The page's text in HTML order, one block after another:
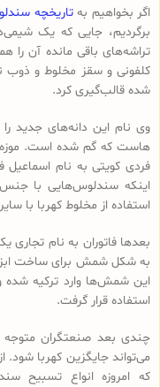
اگر بخواهیم بهتاریخچه
برگردیم، جایی که یک
تراشه‌های باقی مانده آن را
کلفونی و سقز مخلوط و ذوب
شده قالب‌گیری کرد.
وی نام این دانه‌های جدید را
هاست که گم شده است. موزه
فردی کویتی به نام اسماعیل
اینکه سندلوس‌هایی با
استفاده از مخلوط کهربا با
بعدها فاتوران به نام
به شکل شمش برای ساخت
این شمش‌ها وارد ترکیه شده
استفاده قرار گرفت.
چندی بعد صنعتگران متوجه
می‌تواند جایگزین کهربا
که امروزه انواع تسبیح‌